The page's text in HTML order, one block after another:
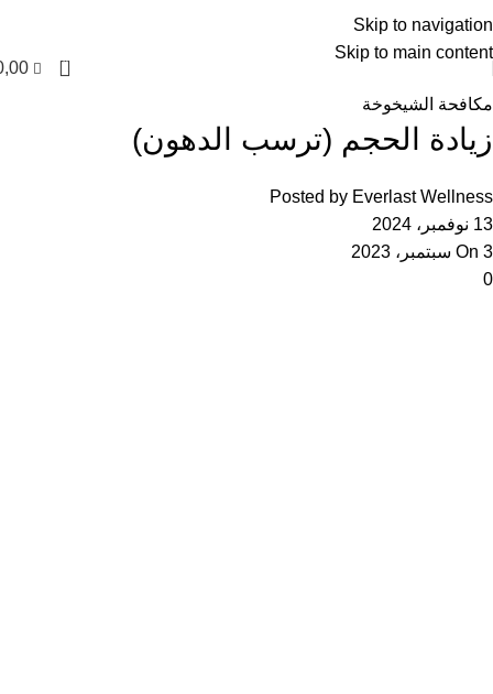
Skip to navigation
Skip to main content
العربية
0
مكافحة الشيخوخة
زيادة الحجم (ترسب الدهون)
Posted by Everlast Wellness
13 نوفمبر، 2024
On 3 سبتمبر، 2023
0